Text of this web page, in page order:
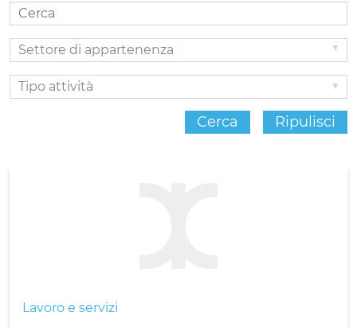
Lavoro e servizi
Settore
di
appartenenza
Tipo attività
Cerca Ripulisci